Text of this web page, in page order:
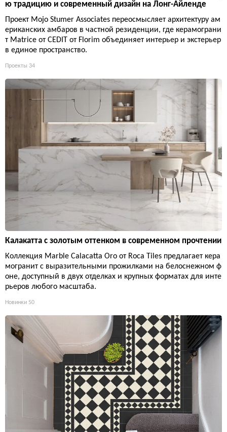
ю традицию и современный дизайн на Лонг-Айленде
Проект Mojo Stumer Associates переосмысляет архитектуру ам
ериканских амбаров в частной резиденции, где керамограни
т Matrice от CEDIT от Florim объединяет интерьер и экстерьер
в единое пространство.
Проекты 34
Калакатта с золотым оттенком в современном прочтении
Коллекция Marble Calacatta Oro от Roca Tiles предлагает кера
могранит с выразительными прожилками на белоснежном ф
оне, доступный в двух отделках и крупных форматах для инте
рьеров любого масштаба.
Новинки 50